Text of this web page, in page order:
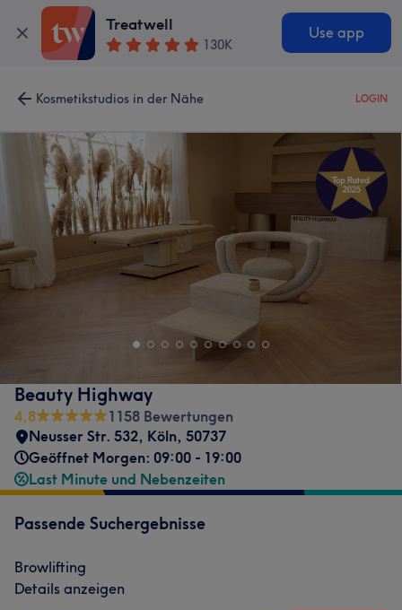
Treatwell
130K
Use app
Kosmetikstudios in der Nähe LOGIN
Beauty Highway
4,8
1158 Bewertungen
Neusser Str. 532, Köln, 50737
Geöffnet Morgen: 09:00 - 19:00
Last Minute und Nebenzeiten
Passende Suchergebnisse
Browlifting
Details anzeigen